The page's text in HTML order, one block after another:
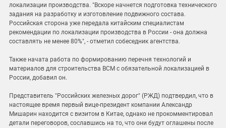
локализации производства. "Вскоре начнется подготовка технического
задания на разработку и изготовление подвижного состава.
Российская сторона уже передала китайским специалистам
рекомендации по локализации производства в России - она должна
составлять не менее 80%", - отметил собеседник агентства.
Также начата работа по формированию перечня технологий и
материалов для строительства ВСМ с обязательной локализацией в
России, добавил он.
Представитель "Российских железных дорог" (РЖД) подтвердил, что в
настоящее время первый вице-президент компании Александр
Мишарин находится с визитом в Китае, однако не прокомментировал
детали переговоров, сославшись на то, что они будут оглашены после